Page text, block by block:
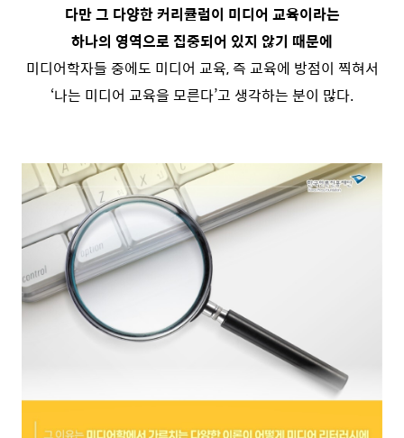
다만 그 다양한 커리큘럼이 미디어 교육이라는
하나의 영역으로 집중되어 있지 않기 때문에
미디어학자들 중에도 미디어 교육, 즉 교육에 방점이 찍혀서
‘나는 미디어 교육을 모른다’고 생각하는 분이 많다.